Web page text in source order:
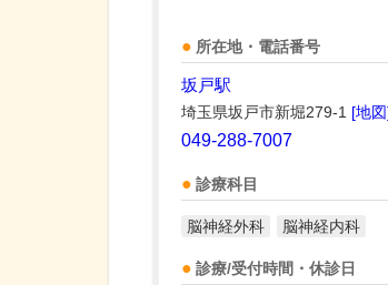
所在地・電話番号
坂戸駅
埼玉県坂戸市新堀279-1 [地
049-288-7007
診療科目
脳神経外科 脳神経内科
診療/受付時間・休診日